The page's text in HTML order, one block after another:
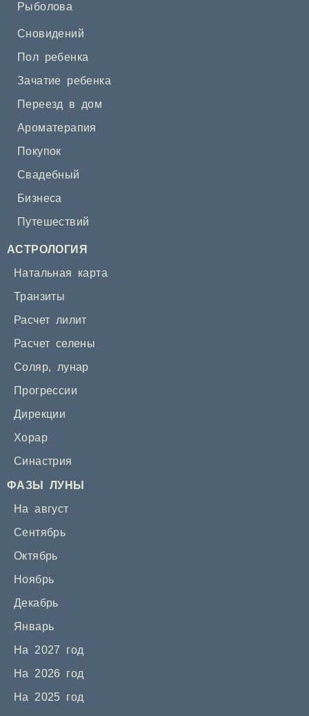
Рыболова
Сновидений
Пол ребенка
Зачатие ребенка
Переезд в дом
Ароматерапия
Покупок
Свадебный
Бизнеса
Путешествий
АСТРОЛОГИЯ
Натальная карта
Транзиты
Расчет лилит
Расчет селены
Соляр, лунар
Прогрессии
Дирекции
Хорар
Синастрия
ФАЗЫ ЛУНЫ
На август
Сентябрь
Октябрь
Ноябрь
Декабрь
Январь
На 2027 год
На 2026 год
На 2025 год